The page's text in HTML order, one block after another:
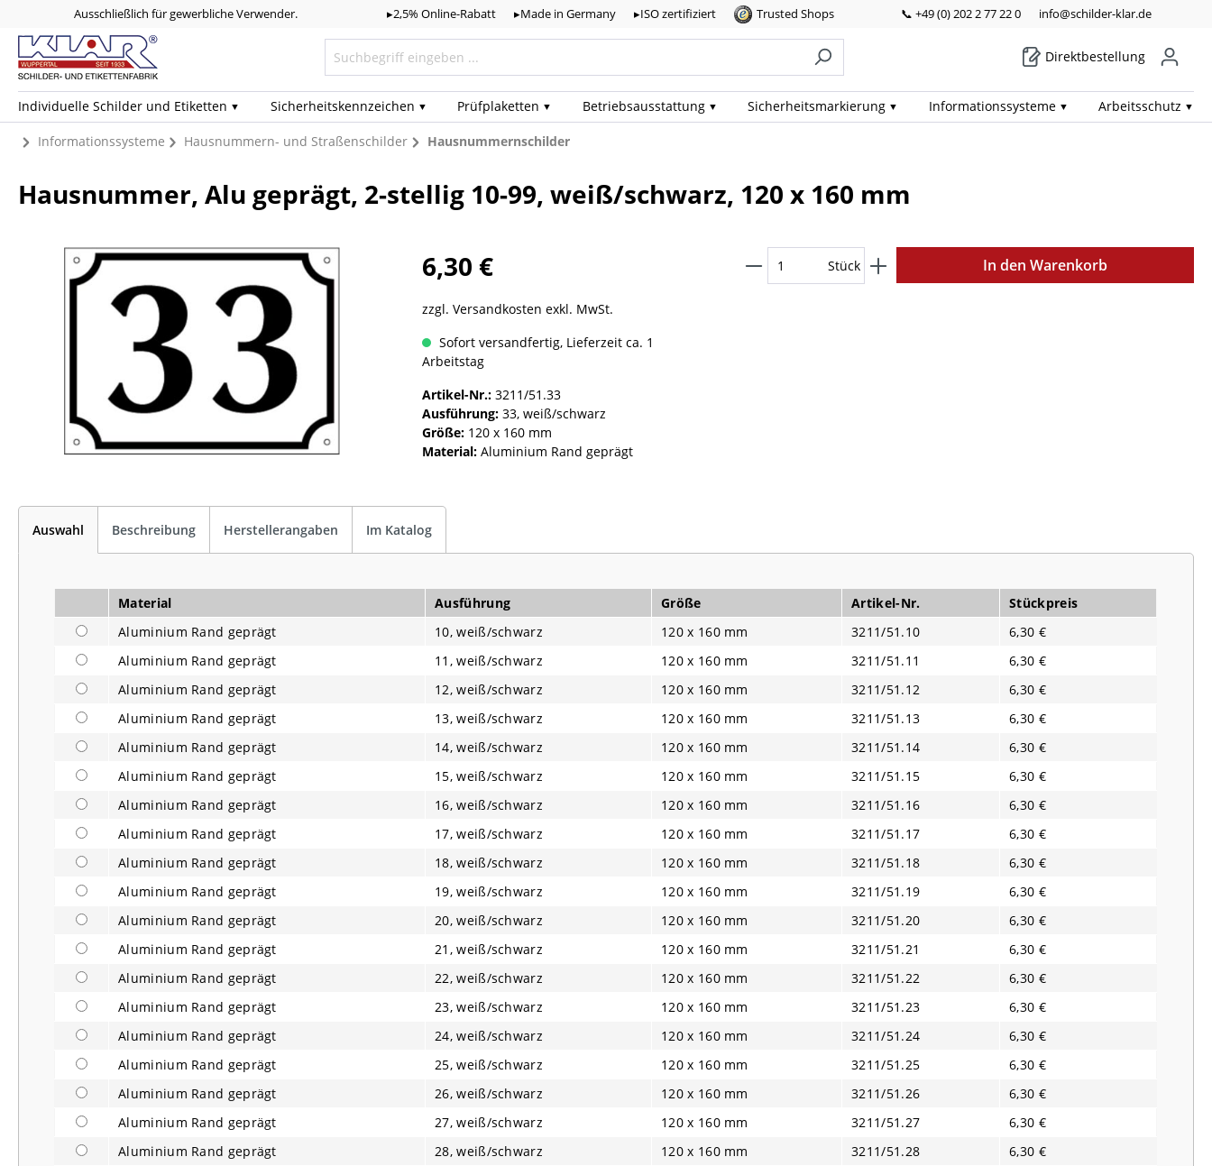
Ausschließlich für gewerbliche Verwender. ▸2,5% Online-Rabatt ▸Made in Germany ▸ISO zertifiziert Trusted Shops 📞 +49 (0) 202 2 77 22 0 info@schilder-klar.de
Direktbestellung
Individuelle Schilder und Etiketten Sicherheits­kennzeichen Prüf­plaketten Betriebs­ausstattung Sicherheits­markierung Informations­systeme Arbeits­schutz
Informationssysteme Hausnummern- und Straßenschilder Hausnummernschilder
Hausnummer, Alu geprägt, 2-stellig 10-99, weiß/schwarz, 120 x 160 mm
6,30 €
zzgl. Versandkosten exkl. MwSt.
Stück In den Warenkorb
Sofort versandfertig, Lieferzeit ca. 1
Arbeitstag
Artikel-Nr.: 3211/51.33
Ausführung: 33, weiß/schwarz
Größe: 120 x 160 mm
Material: Aluminium Rand geprägt
Auswahl Beschreibung Herstellerangaben Im Katalog
Material Ausführung Größe Artikel-Nr.
Stückpreis
Aluminium Rand geprägt
10, weiß/schwarz 120 x 160 mm 3211/51.10
6,30 €
Aluminium Rand geprägt
11, weiß/schwarz 120 x 160 mm 3211/51.11
6,30 €
Aluminium Rand geprägt
12, weiß/schwarz 120 x 160 mm 3211/51.12
6,30 €
Aluminium Rand geprägt
13, weiß/schwarz 120 x 160 mm 3211/51.13
6,30 €
Aluminium Rand geprägt
14, weiß/schwarz 120 x 160 mm 3211/51.14
6,30 €
Aluminium Rand geprägt
15, weiß/schwarz 120 x 160 mm 3211/51.15
6,30 €
Aluminium Rand geprägt
16, weiß/schwarz 120 x 160 mm 3211/51.16
6,30 €
Aluminium Rand geprägt
17, weiß/schwarz 120 x 160 mm 3211/51.17
6,30 €
Aluminium Rand geprägt
18, weiß/schwarz 120 x 160 mm 3211/51.18
6,30 €
Aluminium Rand geprägt
19, weiß/schwarz 120 x 160 mm 3211/51.19
6,30 €
Aluminium Rand geprägt
20, weiß/schwarz 120 x 160 mm 3211/51.20
6,30 €
Aluminium Rand geprägt
21, weiß/schwarz 120 x 160 mm 3211/51.21
6,30 €
Aluminium Rand geprägt
22, weiß/schwarz 120 x 160 mm 3211/51.22
6,30 €
Aluminium Rand geprägt
23, weiß/schwarz 120 x 160 mm 3211/51.23
6,30 €
Aluminium Rand geprägt
24, weiß/schwarz 120 x 160 mm 3211/51.24
6,30 €
Aluminium Rand geprägt
25, weiß/schwarz 120 x 160 mm 3211/51.25
6,30 €
Aluminium Rand geprägt
26, weiß/schwarz 120 x 160 mm 3211/51.26
6,30 €
Aluminium Rand geprägt
27, weiß/schwarz 120 x 160 mm 3211/51.27
6,30 €
Aluminium Rand geprägt
28, weiß/schwarz 120 x 160 mm 3211/51.28
6,30 €